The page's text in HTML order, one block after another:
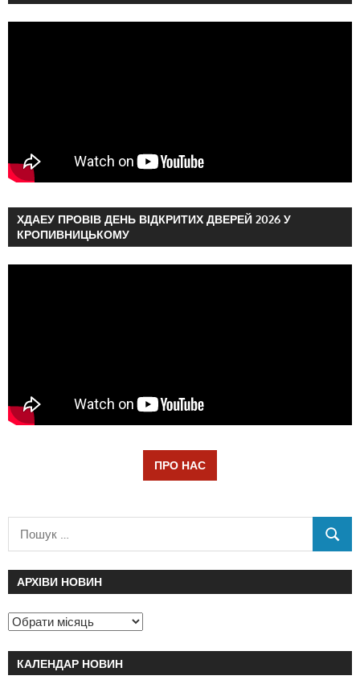
ХДАЕУ ПРОВІВ ДЕНЬ ВІДКРИТИХ ДВЕРЕЙ 2026 У
КРОПИВНИЦЬКОМУ
ПРО НАС
АРХІВИ НОВИН
КАЛЕНДАР НОВИН